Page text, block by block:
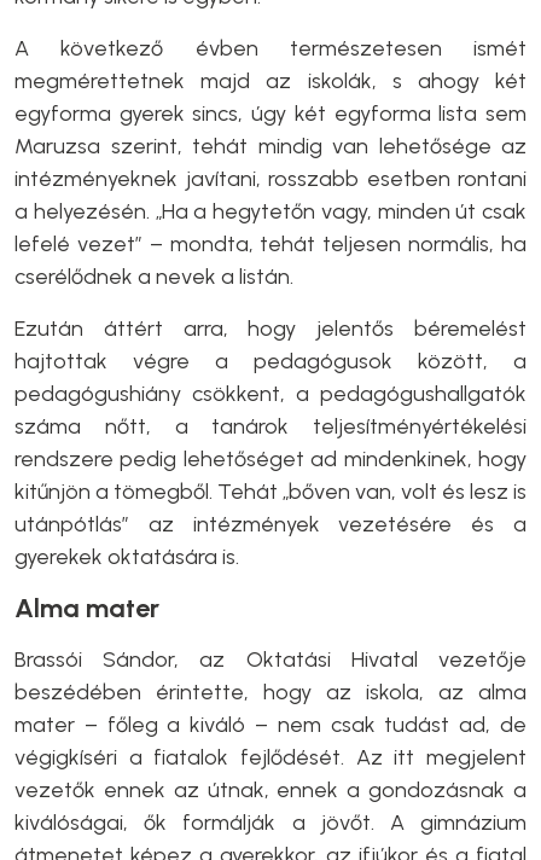
A következő évben természetesen ismét
megmérettetnek majd az iskolák, s ahogy két
egyforma gyerek sincs, úgy két egyforma lista sem
Maruzsa szerint, tehát mindig van lehetősége az
intézményeknek javítani, rosszabb esetben rontani
a helyezésén. „Ha a hegytetőn vagy, minden út csak
lefelé vezet” – mondta, tehát teljesen normális, ha
cserélődnek a nevek a listán.
Ezután áttért arra, hogy jelentős béremelést
hajtottak végre a pedagógusok között, a
pedagógushiány csökkent, a pedagógushallgatók
száma nőtt, a tanárok teljesítményértékelési
rendszere pedig lehetőséget ad mindenkinek, hogy
kitűnjön a tömegből. Tehát „bőven van, volt és lesz is
utánpótlás” az intézmények vezetésére és a
gyerekek oktatására is.
Alma mater
Brassói Sándor, az Oktatási Hivatal vezetője
beszédében érintette, hogy az iskola, az alma
mater – főleg a kiváló – nem csak tudást ad, de
végigkíséri a fiatalok fejlődését. Az itt megjelent
vezetők ennek az útnak, ennek a gondozásnak a
kiválóságai, ők formálják a jövőt. A gimnázium